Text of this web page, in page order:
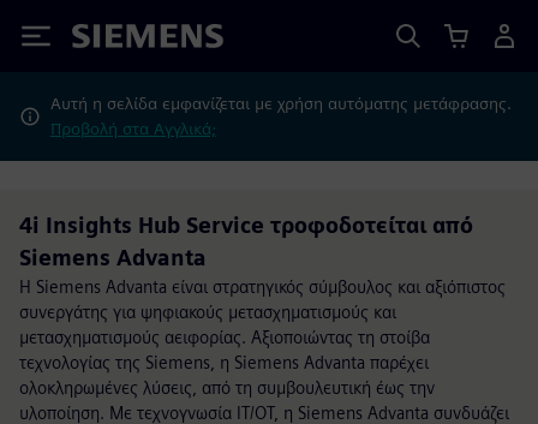
Siemens
Αυτή η σελίδα εμφανίζεται με χρήση αυτόματης μετάφρασης.
Προβολή στα Αγγλικά;
4i Insights Hub Service τροφοδοτείται από
Siemens Advanta
Η Siemens Advanta είναι στρατηγικός σύμβουλος και αξιόπιστος
συνεργάτης για ψηφιακούς μετασχηματισμούς και
μετασχηματισμούς αειφορίας. Αξιοποιώντας τη στοίβα
τεχνολογίας της Siemens, η Siemens Advanta παρέχει
ολοκληρωμένες λύσεις, από τη συμβουλευτική έως την
υλοποίηση. Με τεχνογνωσία IT/OT, η Siemens Advanta συνδυάζει